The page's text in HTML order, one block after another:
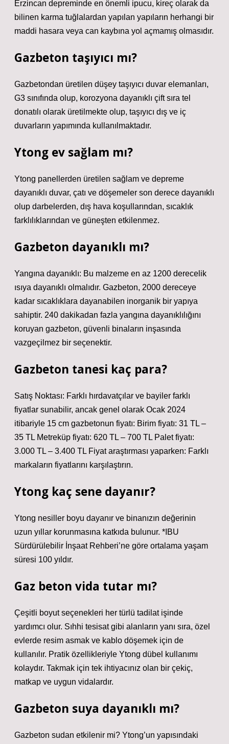
Erzincan depreminde en önemli ipucu, kireç olarak da
bilinen karma tuğlalardan yapılan yapıların herhangi bir
maddi hasara veya can kaybına yol açmamış olmasıdır.
Gazbeton taşıyıcı mı?
Gazbetondan üretilen düşey taşıyıcı duvar elemanları,
G3 sınıfında olup, korozyona dayanıklı çift sıra tel
donatılı olarak üretilmekte olup, taşıyıcı dış ve iç
duvarların yapımında kullanılmaktadır.
Ytong ev sağlam mı?
Ytong panellerden üretilen sağlam ve depreme
dayanıklı duvar, çatı ve döşemeler son derece dayanıklı
olup darbelerden, dış hava koşullarından, sıcaklık
farklılıklarından ve güneşten etkilenmez.
Gazbeton dayanıklı mı?
Yangına dayanıklı: Bu malzeme en az 1200 derecelik
ısıya dayanıklı olmalıdır. Gazbeton, 2000 dereceye
kadar sıcaklıklara dayanabilen inorganik bir yapıya
sahiptir. 240 dakikadan fazla yangına dayanıklılığını
koruyan gazbeton, güvenli binaların inşasında
vazgeçilmez bir seçenektir.
Gazbeton tanesi kaç para?
Satış Noktası: Farklı hırdavatçılar ve bayiler farklı
fiyatlar sunabilir, ancak genel olarak Ocak 2024
itibariyle 15 cm gazbetonun fiyatı: Birim fiyatı: 31 TL –
35 TL Metreküp fiyatı: 620 TL – 700 TL Palet fiyatı:
3.000 TL – 3.400 TL Fiyat araştırması yaparken: Farklı
markaların fiyatlarını karşılaştırın.
Ytong kaç sene dayanır?
Ytong nesiller boyu dayanır ve binanızın değerinin
uzun yıllar korunmasına katkıda bulunur. *IBU
Sürdürülebilir İnşaat Rehberi’ne göre ortalama yaşam
süresi 100 yıldır.
Gaz beton vida tutar mı?
Çeşitli boyut seçenekleri her türlü tadilat işinde
yardımcı olur. Sıhhi tesisat gibi alanların yanı sıra, özel
evlerde resim asmak ve kablo döşemek için de
kullanılır. Pratik özellikleriyle Ytong dübel kullanımı
kolaydır. Takmak için tek ihtiyacınız olan bir çekiç,
matkap ve uygun vidalardır.
Gazbeton suya dayanıklı mı?
Gazbeton sudan etkilenir mi? Ytong’un yapısındaki